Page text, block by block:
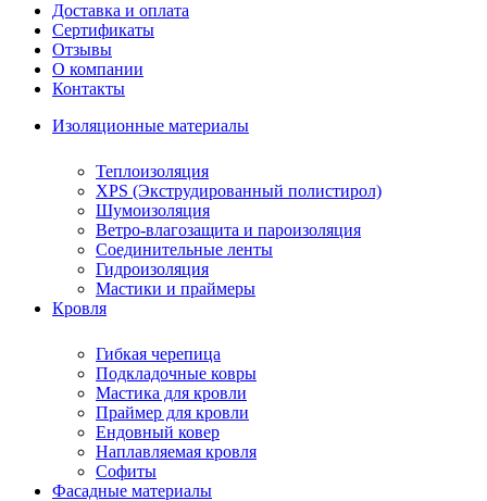
Доставка и оплата
Сертификаты
Отзывы
О компании
Контакты
Изоляционные материалы
Теплоизоляция
XPS (Экструдированный полистирол)
Шумоизоляция
Ветро-влагозащита и пароизоляция
Соединительные ленты
Гидроизоляция
Мастики и праймеры
Кровля
Гибкая черепица
Подкладочные ковры
Мастика для кровли
Праймер для кровли
Ендовный ковер
Наплавляемая кровля
Софиты
Фасадные материалы